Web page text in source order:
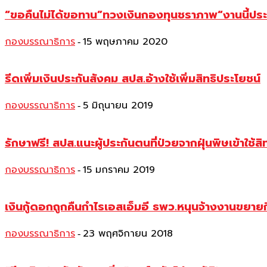
“ขอคืนไม่ได้ขอทาน”ทวงเงินกองทุนชราภาพ“งานนี้ปร
กองบรรณาธิการ - 15 พฤษภาคม 2020
รีดเพิ่มเงินประกันสังคม สปส.อ้างใช้เพิ่มสิทธิประโยชน์
กองบรรณาธิการ - 5 มิถุนายน 2019
รักษาฟรี! สปส.แนะผู้ประกันตนที่ป่วยจากฝุ่นพิษเข้าใช้สิ
กองบรรณาธิการ - 15 มกราคม 2019
เงินกู้ดอกถูกคืนกำไรเอสเอ็มอี ธพว.หนุนจ้างงานขยาย
กองบรรณาธิการ - 23 พฤศจิกายน 2018